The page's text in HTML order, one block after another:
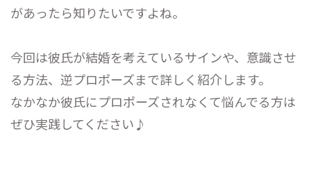
があったら知りたいですよね。
今回は彼氏が結婚を考えているサインや、意識させ
る方法、逆プロポーズまで詳しく紹介します。
なかなか彼氏にプロポーズされなくて悩んでる方は
ぜひ実践してください♪